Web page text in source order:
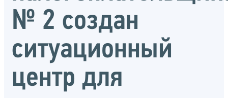
№ 2 создан
ситуационный
центр для